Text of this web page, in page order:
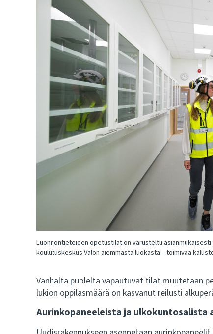
Luonnontieteiden opetustilat on varusteltu
koulutuskeskus Valon aiemmasta luokasta – toimivaa
Vanhalta puolelta vapautuvat tilat muutetaan
lukion oppilasmäärä on kasvanut reilusti
Aurinkopaneeleista ja ulkokuntosalista